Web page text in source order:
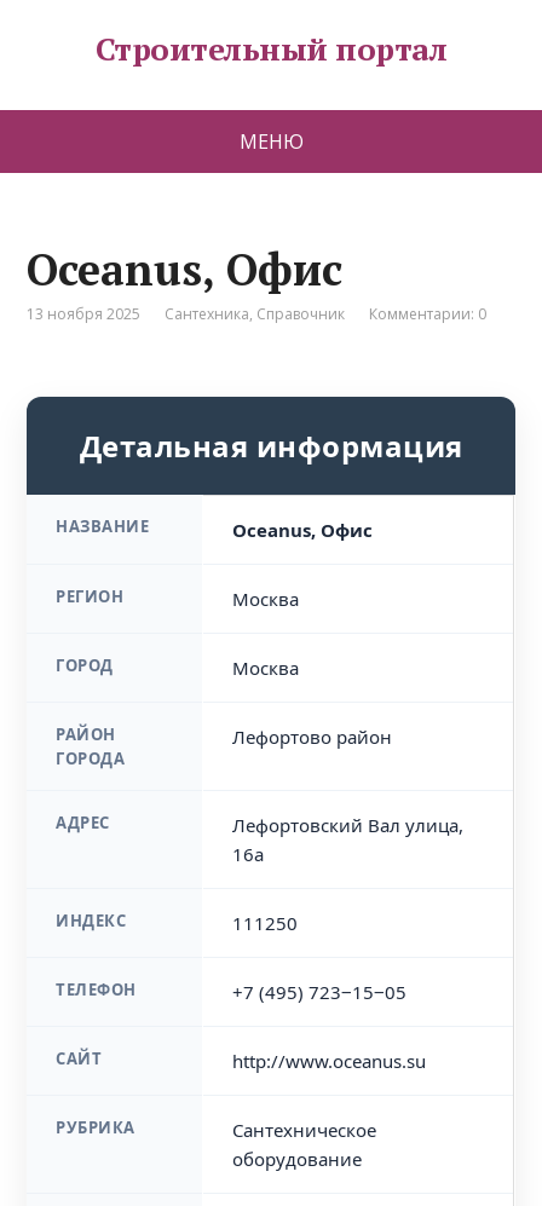
Строительный портал
МЕНЮ
Oceanus, Офис
13 ноября 2025 Сантехника, Справочник Комментарии: 0
Детальная информация
НАЗВАНИЕ Oceanus, Офис
РЕГИОН Москва
ГОРОД Москва
РАЙОН
ГОРОДА
Лефортово район
АДРЕС
Лефортовский Вал улица,
16а
ИНДЕКС 111250
ТЕЛЕФОН +7 (495) 723‒15‒05
САЙТ http://www.oceanus.su
РУБРИКА
Сантехническое
оборудование